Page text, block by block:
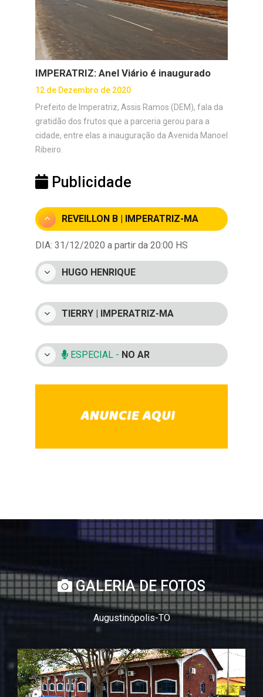
IMPERATRIZ: Anel Viário é inaugurado
12 de Dezembro de 2020
Prefeito de Imperatriz, Assis Ramos (DEM), fala da
gratidão dos frutos que a parceria gerou para a
cidade, entre elas a inauguração da Avenida Manoel
Ribeiro.
Publicidade
REVEILLON B | IMPERATRIZ-MA
DIA: 31/12/2020 a partir da 20:00 HS
HUGO HENRIQUE
TIERRY | IMPERATRIZ-MA
ESPECIAL - NO AR
GALERIA DE FOTOS
Augustinópolis-TO